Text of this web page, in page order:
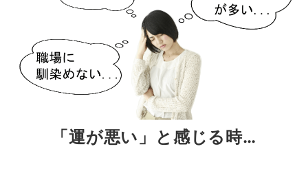
「運が悪い」と感じる時…